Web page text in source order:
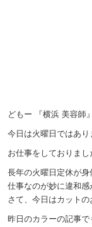
どもー 『横浜 美容師
今日は火曜日ではあり
お仕事をしておりまし
長年の火曜日定休が
仕事なのが妙に違和感
さて、今日はカットの
昨日のカラーの記事で